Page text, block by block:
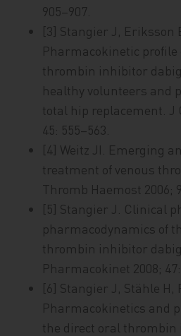
905–907.
[3] Stangier J, Eriksson
Pharmacokinetic profile
thrombin inhibitor
healthy volunteers and
total hip replacement. J
45: 555–563.
[4] Weitz JI. Emerging
treatment of venous
Thromb Haemost 2006;
[5] Stangier J. Clinical
pharmacodynamics of
thrombin inhibitor
Pharmacokinet 2008; 47:
[6] Stangier J, Stähle H,
Pharmacokinetics and
the direct oral